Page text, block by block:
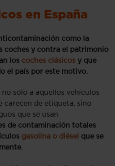
en España
como la
coches y contra el patrimonio
los coches clásicos y que
el país por este motivo.
sólo a aquellos vehículos
carecen de etiqueta, sino
que se usan
de contaminación totales
gasolina o diésel
que se
.